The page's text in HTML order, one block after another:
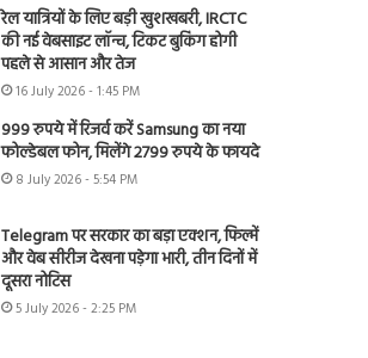
रेल यात्रियों के लिए बड़ी खुशखबरी, IRCTC
की नई वेबसाइट लॉन्च, टिकट बुकिंग होगी
पहले से आसान और तेज
16 July 2026 - 1:45 PM
999 रुपये में रिजर्व करें Samsung का नया
फोल्डेबल फोन, मिलेंगे 2799 रुपये के फायदे
8 July 2026 - 5:54 PM
Telegram पर सरकार का बड़ा एक्शन, फिल्में
और वेब सीरीज देखना पड़ेगा भारी, तीन दिनों में
दूसरा नोटिस
5 July 2026 - 2:25 PM